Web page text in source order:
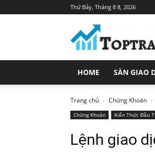
Thứ Bảy, Tháng 8 8, 2026
Tin
Tức
Tư
HOME SÀN GIAO
Trang chủ Chứng Khoán
Chứng Khoán Kiến Thức Đầu
Lệnh giao